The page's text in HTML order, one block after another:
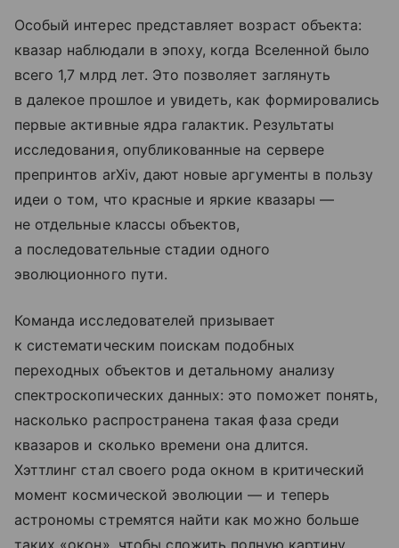
Особый интерес представляет возраст объекта:
квазар наблюдали в эпоху, когда Вселенной было
всего 1,7 млрд лет. Это позволяет заглянуть
в далекое прошлое и увидеть, как формировались
первые активные ядра галактик. Результаты
исследования, опубликованные на сервере
препринтов arXiv, дают новые аргументы в пользу
идеи о том, что красные и яркие квазары —
не отдельные классы объектов,
а последовательные стадии одного
эволюционного пути.
Команда исследователей призывает
к систематическим поискам подобных
переходных объектов и детальному анализу
спектроскопических данных: это поможет понять,
насколько распространена такая фаза среди
квазаров и сколько времени она длится.
Хэттлинг стал своего рода окном в критический
момент космической эволюции — и теперь
астрономы стремятся найти как можно больше